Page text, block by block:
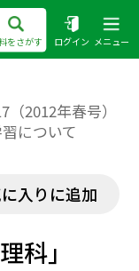
をさがす ログイン メニュー
2012年春号）
について
入りに追加
科」